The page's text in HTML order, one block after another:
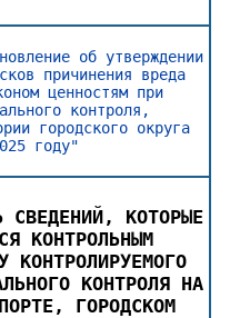
об утверждении
причинения вреда
ценностям при
контроля,
городского округа
году"
СВЕДЕНИЙ, КОТОРЫЕ
КОНТРОЛЬНЫМ
КОНТРОЛИРУЕМОГО
КОНТРОЛЯ НА
ГОРОДСКОМ